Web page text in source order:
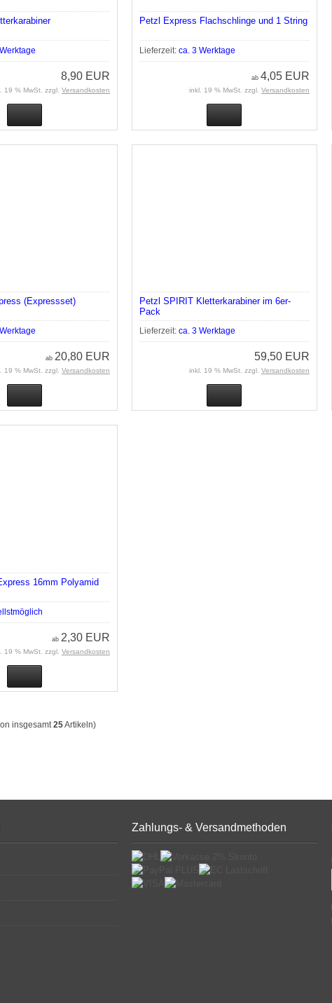
8,90 EUR
19 % MwSt. zzgl. Versandkosten
Petzl Express Flachschlinge und 1 String
Lieferzeit: ca. 3 Werktage
ab 4,05 EUR
inkl. 19 % MwSt. zzgl. Versandkosten
(Expressset)
ab 20,80 EUR
19 % MwSt. zzgl. Versandkosten
Petzl SPIRIT Kletterkarabiner im 6er-
Pack
Lieferzeit: ca. 3 Werktage
59,50 EUR
inkl. 19 % MwSt. zzgl. Versandkosten
16mm Polyamid
ab 2,30 EUR
19 % MwSt. zzgl. Versandkosten
insgesamt 25Artikeln)
Zahlungs- & Versandmethoden